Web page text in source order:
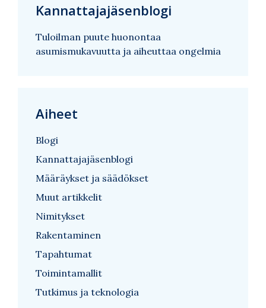
Kannattajajäsenblogi
Tuloilman puute huonontaa
asumismukavuutta ja aiheuttaa ongelmia
Aiheet
Blogi
Kannattajajäsenblogi
Määräykset ja säädökset
Muut artikkelit
Nimitykset
Rakentaminen
Tapahtumat
Toimintamallit
Tutkimus ja teknologia